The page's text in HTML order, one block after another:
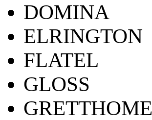
DOMINA
ELRINGTON
FLATEL
GLOSS
GRETTHOME